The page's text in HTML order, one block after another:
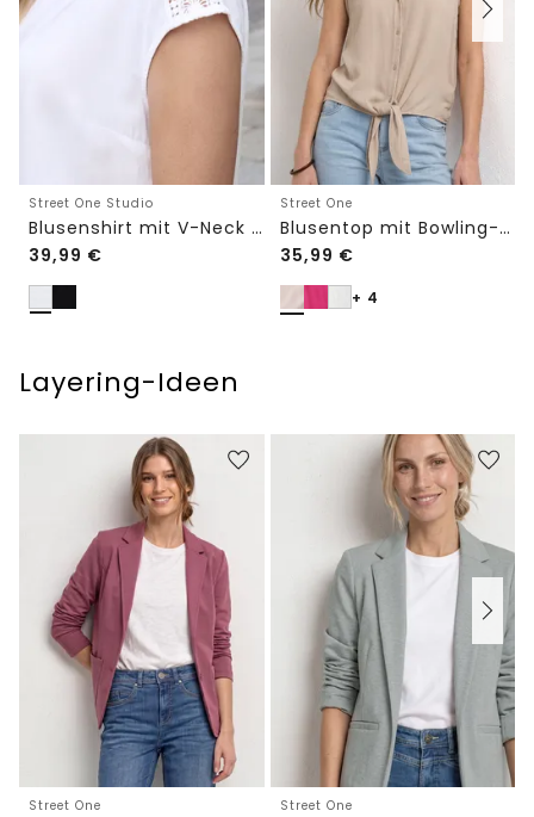
Street One Studio
Blusenshirt mit V-Neck und Spitze
39,99 €
Street One
Blusentop mit Bowling-Kragen und Knoten
35,99 €
+ 4
Layering-Ideen
Street One Street One